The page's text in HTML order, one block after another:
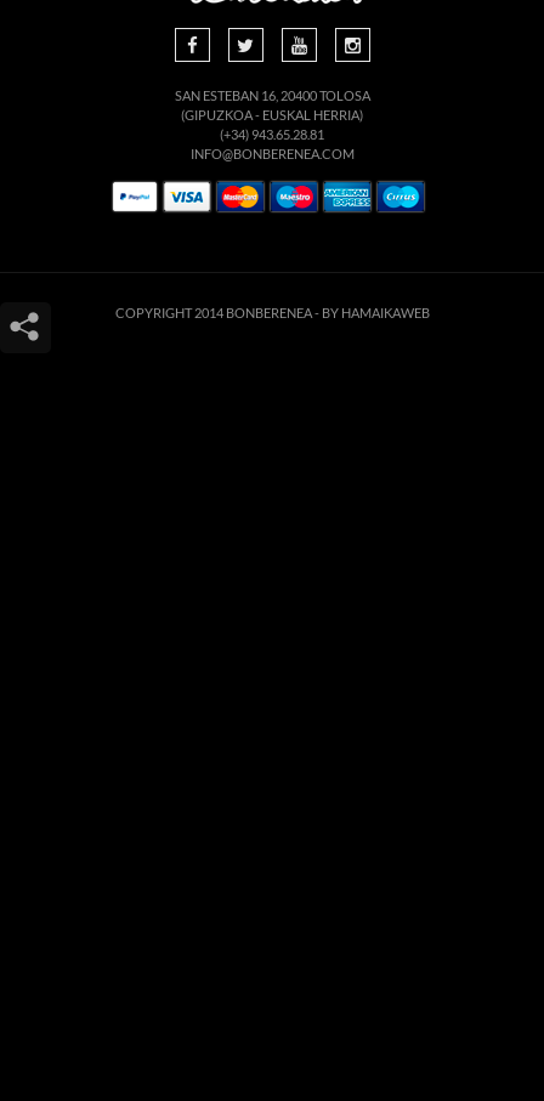
SAN ESTEBAN 16, 20400 TOLOSA
(GIPUZKOA - EUSKAL HERRIA)
(+34) 943.65.28.81
INFO@BONBERENEA.COM
COPYRIGHT 2014 BONBERENEA - BY HAMAIKAWEB